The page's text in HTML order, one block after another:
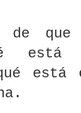
de
está
está